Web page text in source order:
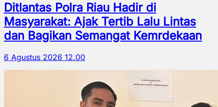
Ditlantas Polra Riau Hadir di
Masyarakat: Ajak Tertib Lalu Lintas
dan Bagikan Semangat Kemrdekaan
6 Agustus 2026 12.00